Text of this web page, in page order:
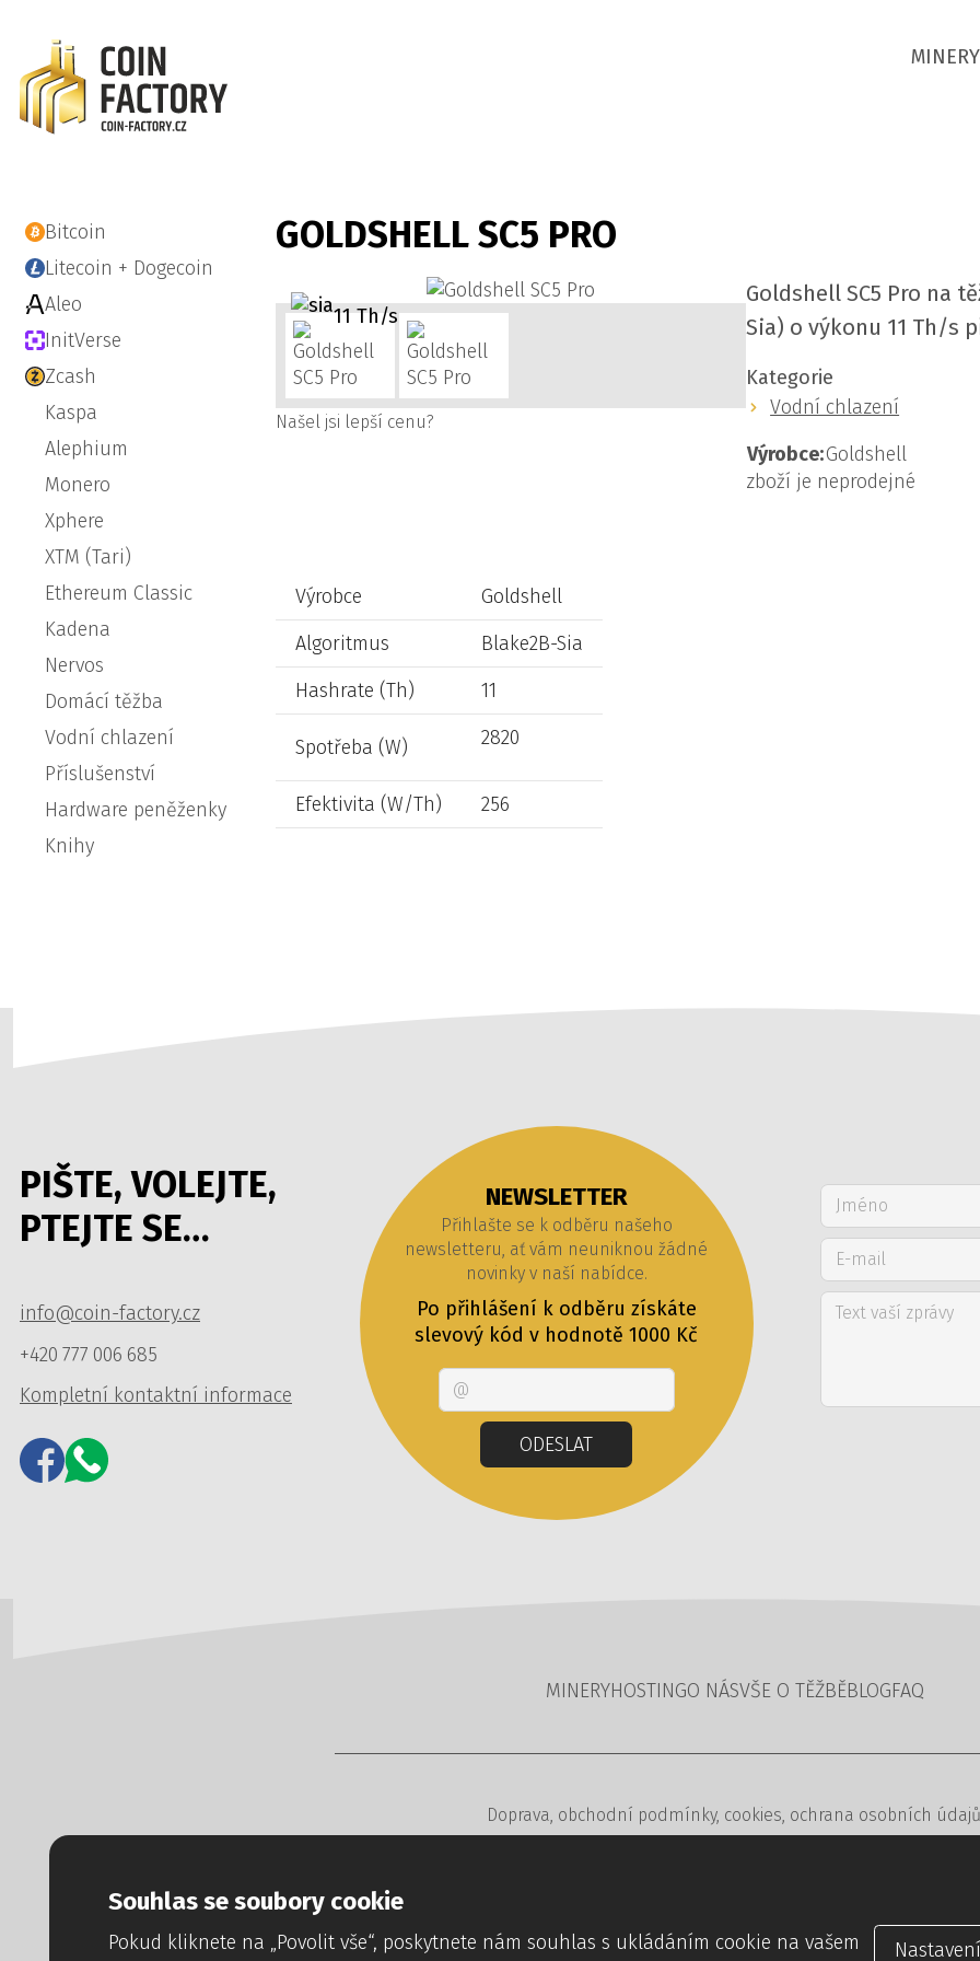
MINERY
Bitcoin
Litecoin + Dogecoin
Aleo
InitVerse
Zcash
Kaspa
Alephium
Monero
Xphere
XTM (Tari)
Ethereum Classic
Kadena
Nervos
Domácí těžba
Vodní chlazení
Příslušenství
Hardware peněženky
Knihy
GOLDSHELL SC5 PRO
11 Th/s
Našel jsi lepší cenu?
Goldshell SC5 Pro na
Sia) o výkonu 11 Th/s
Kategorie
Vodní chlazení
Výrobce:Goldshell
zboží je neprodejné
Výrobce
Goldshell
Algoritmus
Blake2B-Sia
Hashrate (Th)
11
Spotřeba (W) 2820
Efektivita (W/Th) 256
PIŠTE, VOLEJTE,
PTEJTE SE…
info@coin-factory.cz
+420 777 006 685
Kompletní kontaktní informace
NEWSLETTER
Přihlašte se k odběru našeho
newsletteru, ať vám neuniknou žádné
novinky v naší nabídce.
Po přihlášení k odběru získáte
slevový kód v hodnotě 1000 Kč
ODESLAT
MINERYHOSTINGO NÁSVŠE O TĚŽBĚBLOGFAQ
Doprava, obchodní podmínky, cookies, ochrana osobních údajů
Tvorba www stránek
Souhlas se soubory cookie
Pokud kliknete na „Povolit vše“, poskytnete nám souhlas s ukládáním cookie na vašem
Nastavení